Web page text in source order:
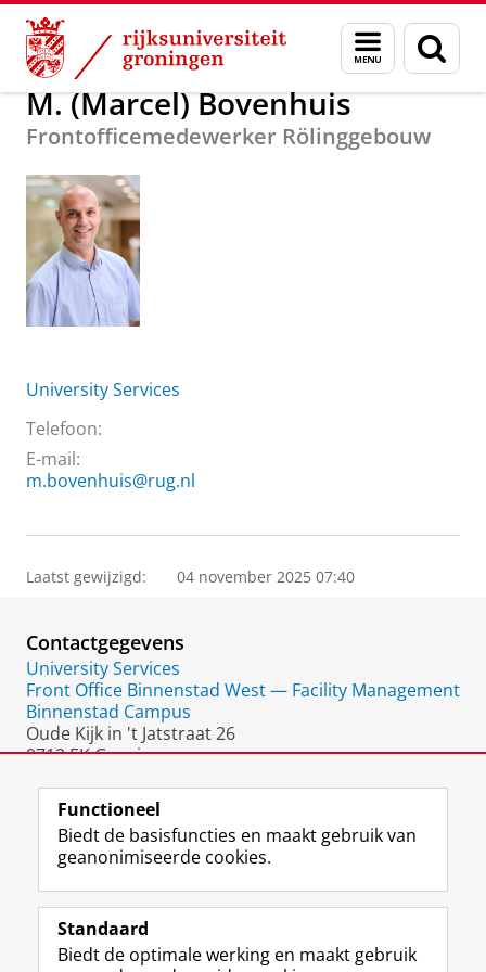
Skip
Content
Skip
Navigation
Menu
en
zoeken
Over ons M. (Marcel) Bovenhuis
M. (Marcel) Bovenhuis
Frontofficemedewerker Rölinggebouw
University Services
Telefoon:
E-mail:
m.bovenhuis@rug.nl
Laatst gewijzigd: 04 november 2025 07:40
Contactgegevens
University Services
Front Office Binnenstad West — Facility Management
Binnenstad Campus
Oude Kijk in 't Jatstraat 26
9712 EK Groningen
Volg de RUG
F
a
e
L
i
k
R
S
-
I
n
t
Y
o
T
Studiekiezers
Functioneel
Biedt de basisfuncties en maakt gebruik van
geanonimiseerde cookies.
Standaard
Biedt de optimale werking en maakt gebruik